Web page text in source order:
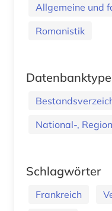
Allgemeine und
Romanistik
National-,
Schlagwörter
Frankreich